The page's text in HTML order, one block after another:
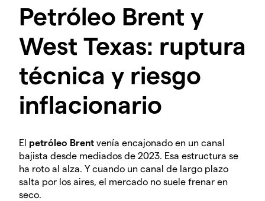
Petróleo Brent y
West Texas: ruptura
técnica y riesgo
inflacionario
El petróleo Brent venía encajonado en un canal
bajista desde mediados de 2023. Esa estructura se
ha roto al alza. Y cuando un canal de largo plazo
salta por los aires, el mercado no suele frenar en
seco.